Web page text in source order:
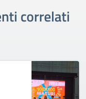
correlati